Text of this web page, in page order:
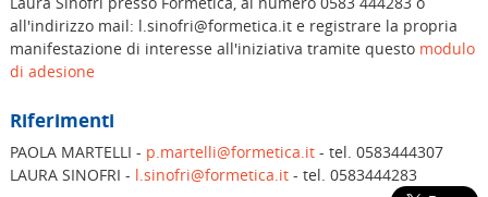
all'indirizzo mail: l.sinofri@formetica.it e registrare la propria
manifestazione di interesse all'iniziativa tramite questo modulo
di adesione
Riferimenti
PAOLA MARTELLI - p.martelli@formetica.it- tel. 0583444307
LAURA SINOFRI - l.sinofri@formetica.it- tel. 0583444283